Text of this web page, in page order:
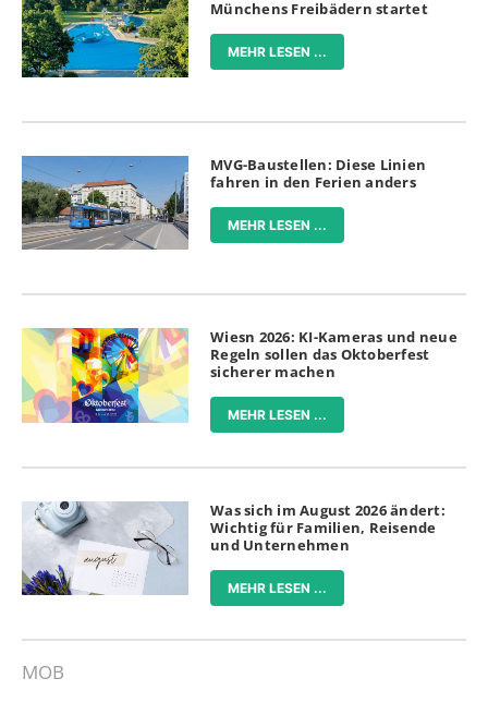
Münchens Freibädern startet
MEHR LESEN ...
MVG-Baustellen: Diese Linien
fahren in den Ferien anders
MEHR LESEN ...
Wiesn 2026: KI-Kameras und neue
Regeln sollen das Oktoberfest
sicherer machen
MEHR LESEN ...
Was sich im August 2026 ändert:
Wichtig für Familien, Reisende
und Unternehmen
MEHR LESEN ...
MOB